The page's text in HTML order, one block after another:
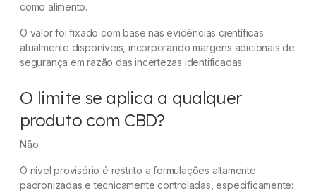
como alimento.
O valor foi fixado com base nas evidências científicas
atualmente disponíveis, incorporando margens adicionais de
segurança em razão das incertezas identificadas.
O limite se aplica a qualquer
produto com CBD?
Não.
O nível provisório é restrito a formulações altamente
padronizadas e tecnicamente controladas, especificamente: